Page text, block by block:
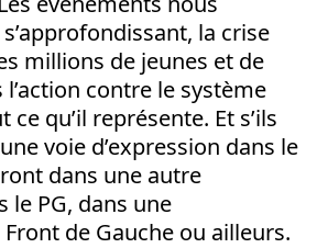
la crise
millions de jeunes et de
contre le système
qu’il représente. Et s’ils
voie d’expression dans le
dans une autre
le PG, dans une
de Gauche ou ailleurs.